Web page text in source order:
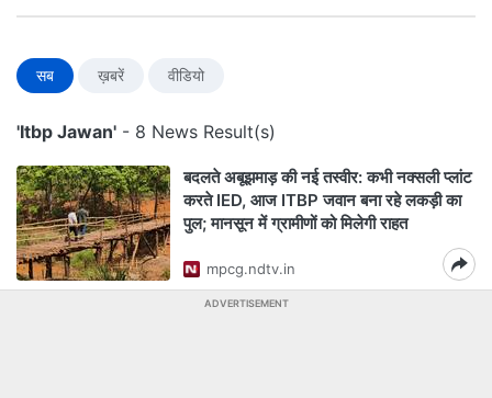
सब ख़बरें वीडियो
'Itbp Jawan' - 8 News Result(s)
बदलते अबूझमाड़ की नई तस्वीर: कभी नक्सली प्लांट
करते IED, आज ITBP जवान बना रहे लकड़ी का
पुल; मानसून में ग्रामीणों को मिलेगी राहत
mpcg.ndtv.in
ADVERTISEMENT